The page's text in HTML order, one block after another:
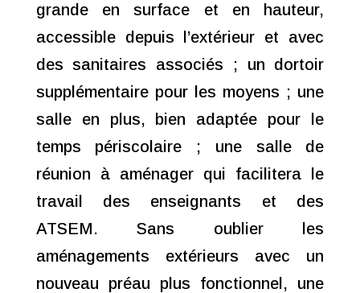
grande en surface et en hauteur,
accessible depuis l’extérieur et avec
des sanitaires associés ; un dortoir
supplémentaire pour les moyens ; une
salle en plus, bien adaptée pour le
temps périscolaire ; une salle de
réunion à aménager qui facilitera le
travail des enseignants et des
ATSEM. Sans oublier les
aménagements extérieurs avec un
nouveau préau plus fonctionnel, une